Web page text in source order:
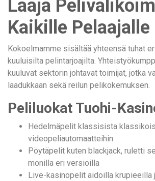
Laaja
Kaikille Pelaajalle
Kokoelmamme sisältää yhteensä tuhat
kuuluisilta pelintarjoajilta.
kuuluvat sektorin johtavat toimijat, jotka
laadukkaan sekä reilun pelikokemuksen.
Peliluokat Tuohi-
Hedelmäpelit klassisista
videopeliautomaatteihin
Pöytäpelit kuten blackjack, ruletti
monilla eri versioilla
Live-kasinopelit aidoilla krupieeilla